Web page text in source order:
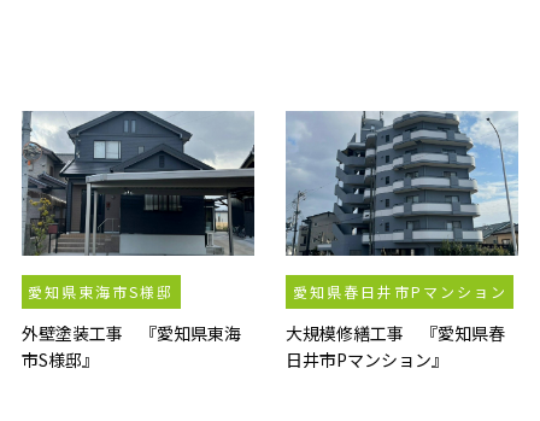
愛知県東海市S様邸
外壁塗装工事 『愛知県東海
市S様邸』
愛知県春日井市Pマンション
大規模修繕工事 『愛知県春
日井市Pマンション』